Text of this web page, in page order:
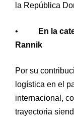
la República
•
En la
Rannik
Por su
logística en el
internacional,
trayectoria